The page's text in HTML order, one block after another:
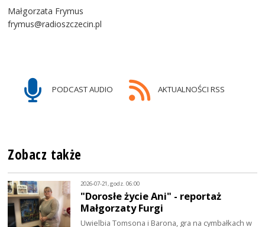
Małgorzata Frymus
frymus@radioszczecin.pl
PODCAST AUDIO AKTUALNOŚCI RSS
Zobacz także
2026-07-21, godz. 06:00
"Dorosłe życie Ani" - reportaż
Małgorzaty Furgi
Uwielbia Tomsona i Barona, gra na cymbałkach w